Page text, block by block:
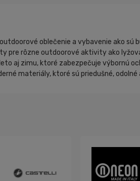
oblečenie a vybavenie ako sú
pre rôzne outdoorové aktivity ako
aj zimu, ktoré zabezpečuje výbornú
materiály, ktoré sú priedušné,